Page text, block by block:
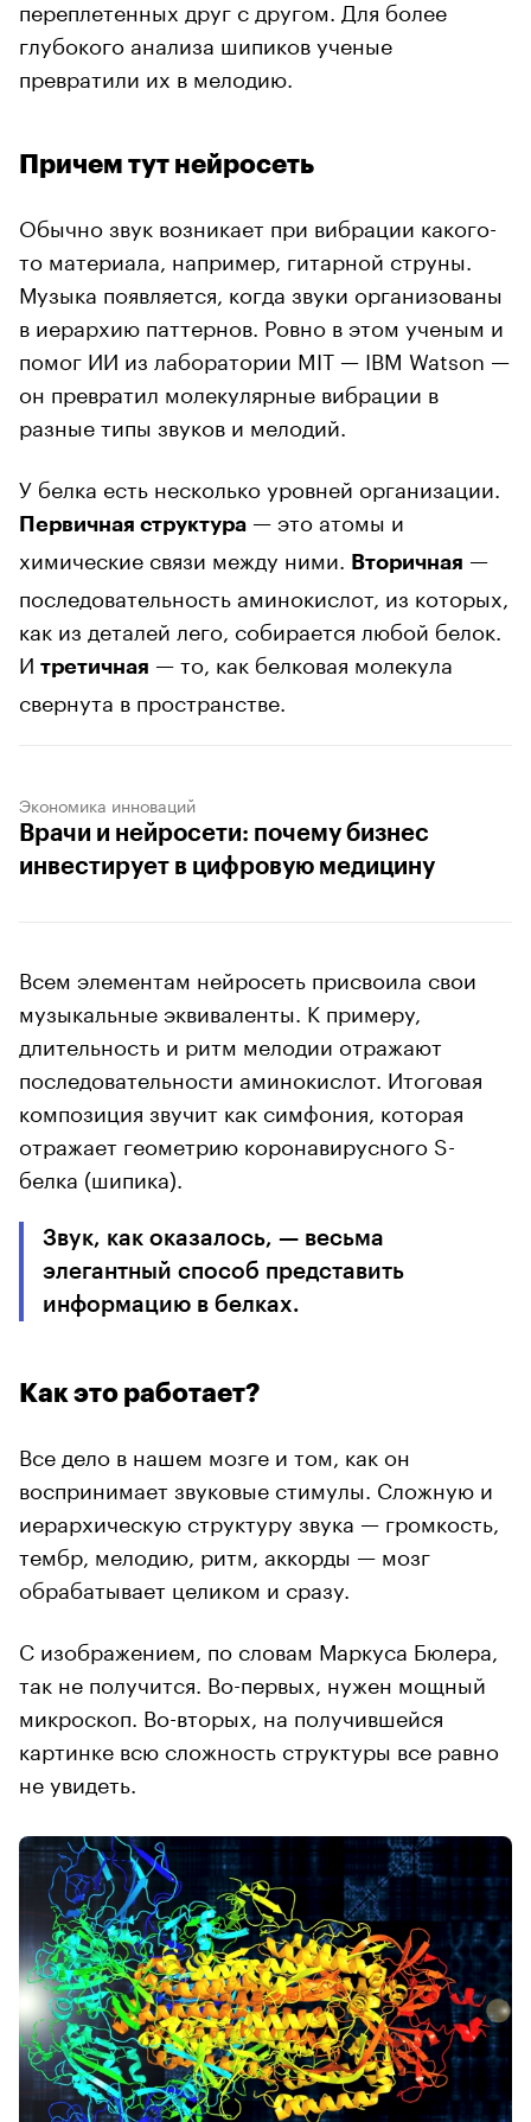
переплетенных друг с другом. Для более
глубокого анализа шипиков ученые
превратили их в мелодию.
Причем тут нейросеть
Обычно звук возникает при вибрации какого-
то материала, например, гитарной струны.
Музыка появляется, когда звуки организованы
в иерархию паттернов. Ровно в этом ученым и
помог ИИ из лаборатории MIT — IBM Watson —
он превратил молекулярные вибрации в
разные типы звуков и мелодий.
У белка есть несколько уровней организации.
Первичная структура — это атомы и
химические связи между ними.
Вторичная —
последовательность аминокислот, из которых,
как из деталей лего, собирается любой белок.
И третичная — то, как белковая молекула
свернута в пространстве.
Экономика инноваций
Врачи и нейросети: почему бизнес
инвестирует в цифровую медицину
Всем элементам нейросеть присвоила свои
музыкальные эквиваленты. К примеру,
длительность и ритм мелодии отражают
последовательности аминокислот. Итоговая
композиция звучит как симфония, которая
отражает геометрию коронавирусного S-
белка (шипика).
Звук, как оказалось, — весьма
элегантный способ представить
информацию в белках.
Как это работает?
Все дело в нашем мозге и том, как он
воспринимает звуковые стимулы. Сложную и
иерархическую структуру звука — громкость,
тембр, мелодию, ритм, аккорды — мозг
обрабатывает целиком и сразу.
С изображением, по словам Маркуса Бюлера,
так не получится. Во-первых, нужен мощный
микроскоп. Во-вторых, на получившейся
картинке всю сложность структуры все равно
не увидеть.